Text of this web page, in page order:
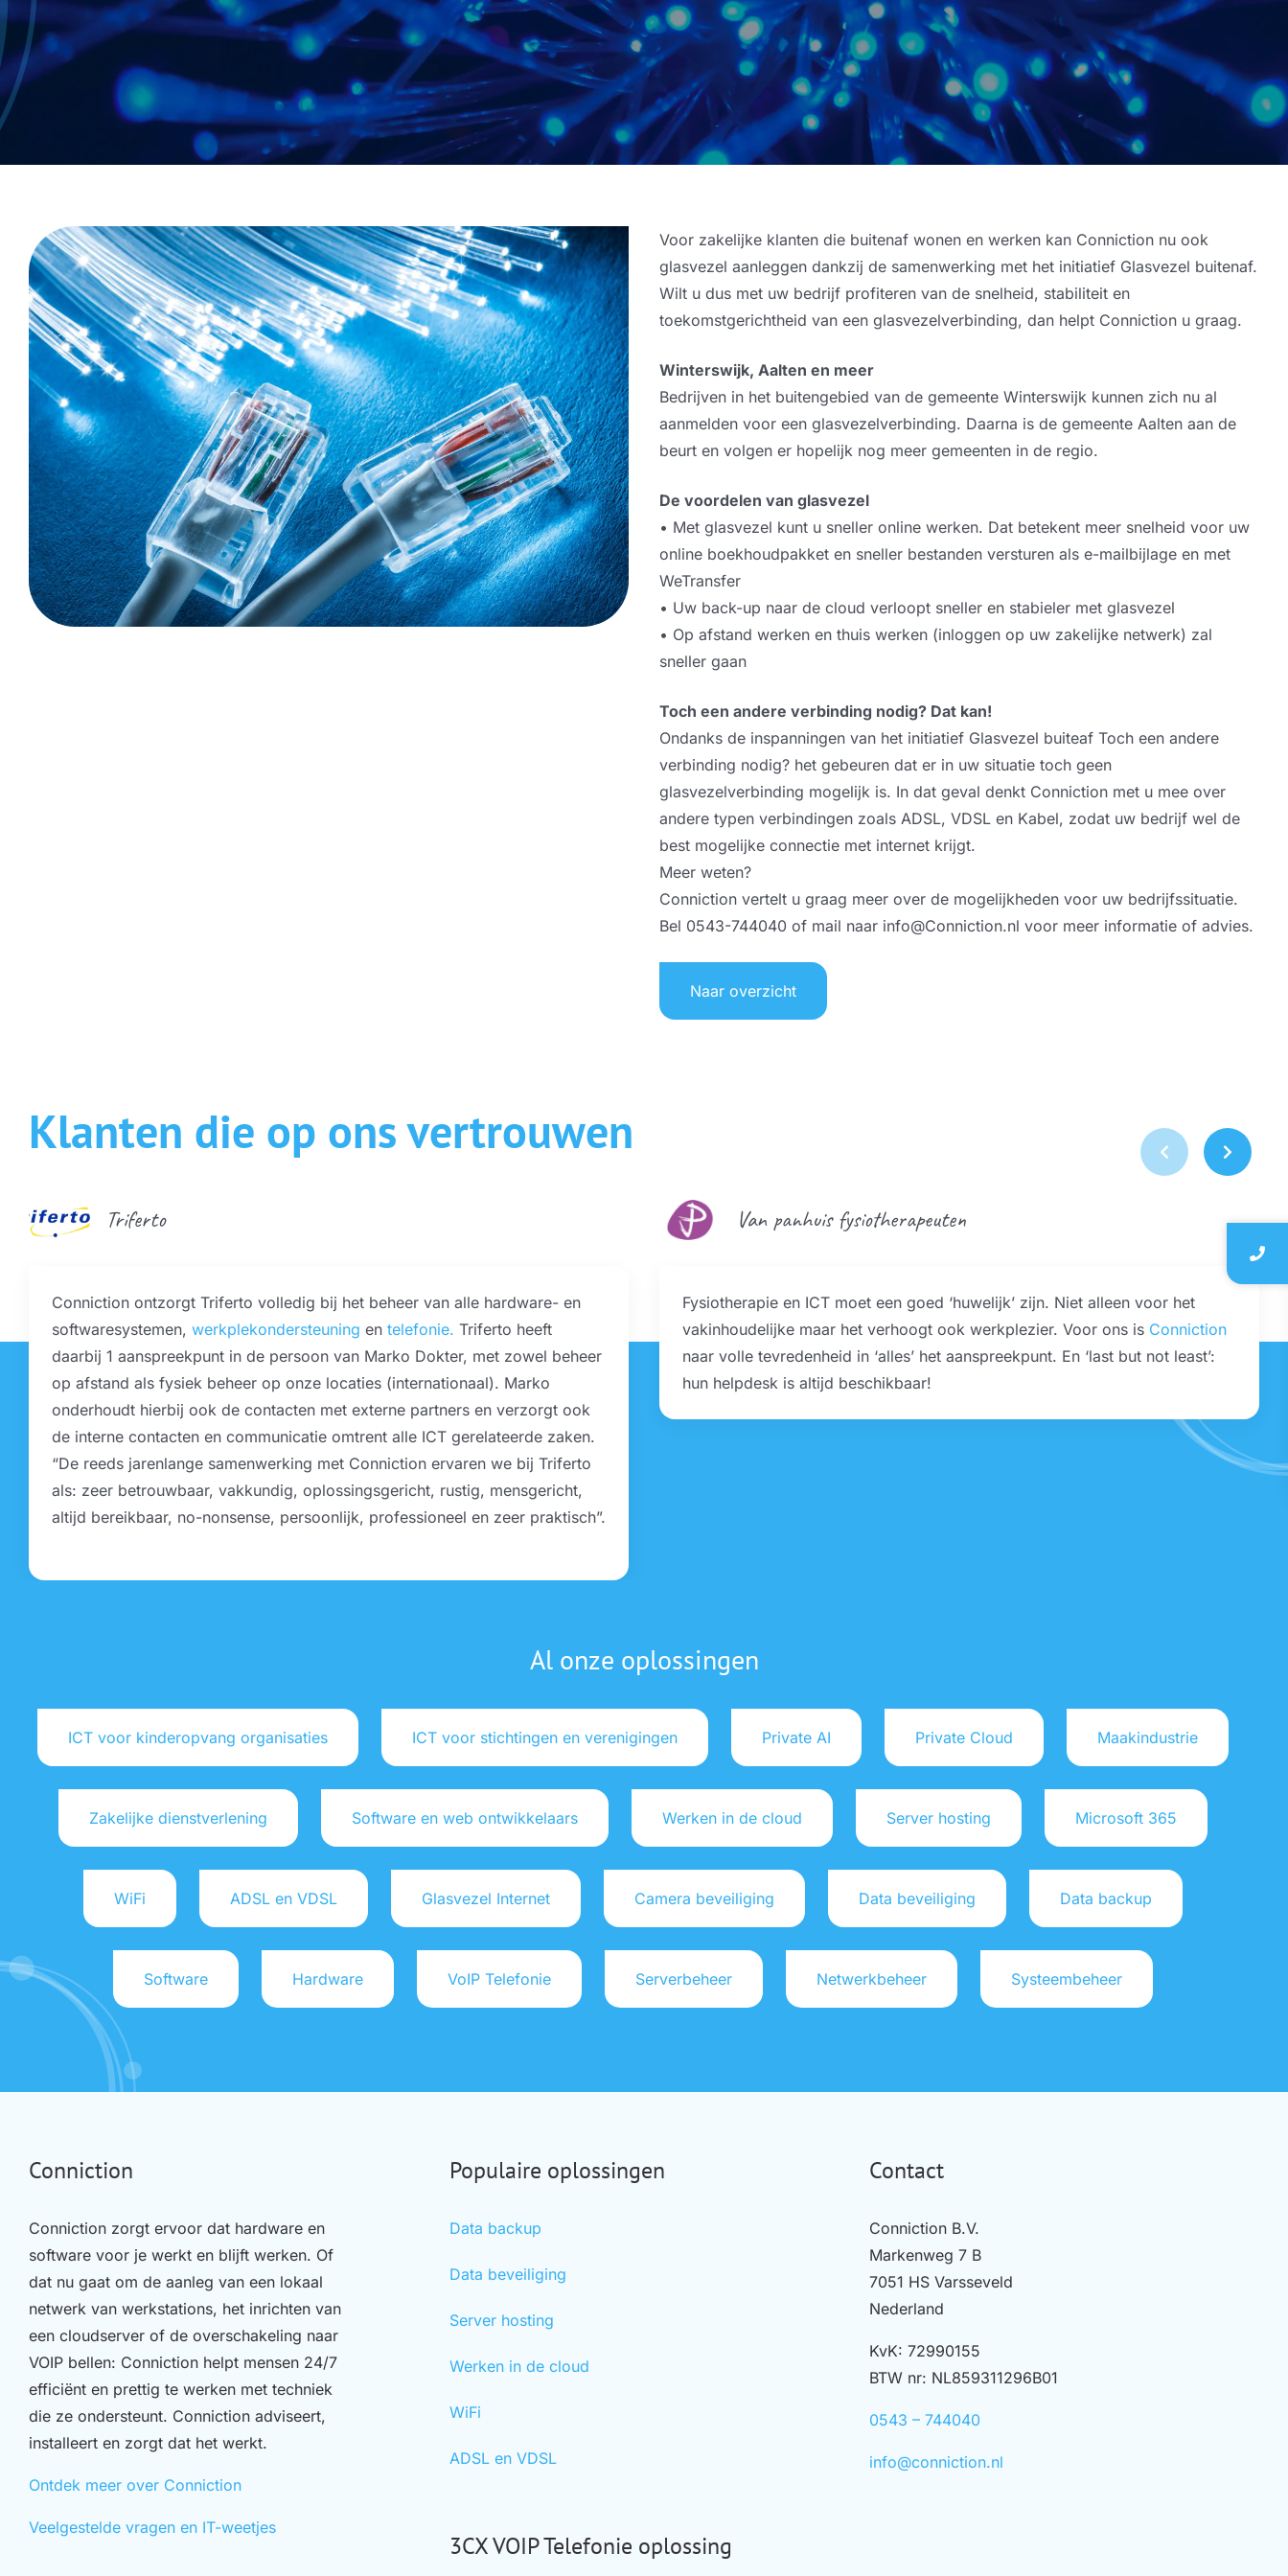
ICT oplossingen
ICT nieuws
Contact
Wij helpen u graag!contact opnemen
Bel 0543 - 744040
of mail
info@conniction.nl
Serverbeheer Camera beveiliging
ICT Cloud
Server hosting
Werken in de cloud
Private Cloud
Private AI
ICT Werkplek
Hardware
Software
ICT Verbindingen
Glasvezel Internet
ADSL en VDSL
ICT Branches
Maakindustrie
ICT voor stichtingen en verenigingen
Weet-IT-(veel gesteelde vragen)
Voor zakelijke klanten die buitenaf wonen en werken kan Conniction nu ook
glasvezel aanleggen dankzij de samenwerking met het initiatief Glasvezel buitenaf.
Wilt u dus met uw bedrijf profiteren van de snelheid, stabiliteit en
toekomstgerichtheid van een glasvezelverbinding, dan helpt Conniction u graag.
Winterswijk, Aalten en meer
Bedrijven in het buitengebied van de gemeente Winterswijk kunnen zich nu al
aanmelden voor een glasvezelverbinding. Daarna is de gemeente Aalten aan de
beurt en volgen er hopelijk nog meer gemeenten in de regio.
De voordelen van glasvezel
• Met glasvezel kunt u sneller online werken. Dat betekent meer snelheid voor uw
online boekhoudpakket en sneller bestanden versturen als e-mailbijlage en met
WeTransfer
• Uw back-up naar de cloud verloopt sneller en stabieler met glasvezel
• Op afstand werken en thuis werken (inloggen op uw zakelijke netwerk) zal
sneller gaan
Toch een andere verbinding nodig? Dat kan!
Ondanks de inspanningen van het initiatief Glasvezel buiteaf Toch een andere
verbinding nodig? het gebeuren dat er in uw situatie toch geen
glasvezelverbinding mogelijk is. In dat geval denkt Conniction met u mee over
andere typen verbindingen zoals ADSL, VDSL en Kabel, zodat uw bedrijf wel de
best mogelijke connectie met internet krijgt.
Meer weten?
Conniction vertelt u graag meer over de mogelijkheden voor uw bedrijfssituatie.
Bel 0543-744040 of mail naar info@Conniction.nl voor meer informatie of advies.
Naar overzicht
Klanten die op ons vertrouwen
Triferto
Conniction ontzorgt Triferto volledig bij het beheer van alle hardware- en
softwaresystemen, werkplekondersteuning en telefonie. Triferto heeft
daarbij 1 aanspreekpunt in de persoon van Marko Dokter, met zowel beheer
op afstand als fysiek beheer op onze locaties (internationaal). Marko
onderhoudt hierbij ook de contacten met externe partners en verzorgt ook
de interne contacten en communicatie omtrent alle ICT gerelateerde zaken.
“De reeds jarenlange samenwerking met Conniction ervaren we bij Triferto
als: zeer betrouwbaar, vakkundig, oplossingsgericht, rustig, mensgericht,
altijd bereikbaar, no-nonsense, persoonlijk, professioneel en zeer praktisch”.
Van panhuis fysiotherapeuten
Fysiotherapie en ICT moet een goed ‘huwelijk’ zijn. Niet alleen voor het
vakinhoudelijke maar het verhoogt ook werkplezier. Voor ons is Conniction
naar volle tevredenheid in ‘alles’ het aanspreekpunt. En ‘last but not least’:
hun helpdesk is altijd beschikbaar!
Al onze oplossingen
ICT voor kinderopvang organisaties ICT voor stichtingen en verenigingen Private AI Private Cloud Maakindustrie
Zakelijke dienstverlening Software en web ontwikkelaars Werken in de cloud Server hosting Microsoft 365
WiFi ADSL en VDSL Glasvezel Internet Camera beveiliging Data beveiliging Data backup
Software Hardware VoIP Telefonie Serverbeheer Netwerkbeheer Systeembeheer
Conniction
Conniction zorgt ervoor dat hardware en
software voor je werkt en blijft werken. Of
dat nu gaat om de aanleg van een lokaal
netwerk van werkstations, het inrichten van
een cloudserver of de overschakeling naar
VOIP bellen: Conniction helpt mensen 24/7
efficiënt en prettig te werken met techniek
die ze ondersteunt. Conniction adviseert,
installeert en zorgt dat het werkt.
Ontdek meer over Conniction
Veelgestelde vragen en IT-weetjes
Populaire oplossingen
Data backup
Data beveiliging
Server hosting
Werken in de cloud
WiFi
ADSL en VDSL
3CX VOIP Telefonie oplossing
Contact
Conniction B.V.
Markenweg 7 B
7051 HS Varsseveld
Nederland
KvK: 72990155
BTW nr: NL859311296B01
0543 – 744040
info@conniction.nl